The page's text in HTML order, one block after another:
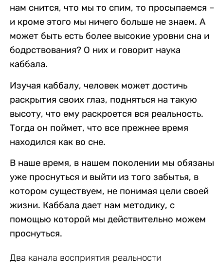
нам снится, что мы то спим, то просыпаемся –
и кроме этого мы ничего больше не знаем. А
может быть есть более высокие уровни сна и
бодрствования? О них и говорит наука
каббала.
Изучая каббалу, человек может достичь
раскрытия своих глаз, подняться на такую
высоту, что ему раскроется вся реальность.
Тогда он поймет, что все прежнее время
находился как во сне.
В наше время, в нашем поколении мы обязаны
уже проснуться и выйти из того забытья, в
котором существуем, не понимая цели своей
жизни. Каббала дает нам методику, с
помощью которой мы действительно можем
проснуться.
Два канала восприятия реальности